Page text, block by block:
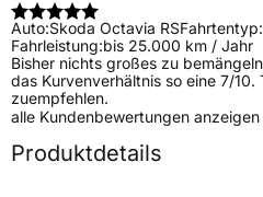
Auto:Skoda Octavia RSFahrtentyp:
Fahrleistung:bis 25.000 km / Jahr
Bisher nichts großes zu
das Kurvenverhältnis so eine 7/
zuempfehlen.
alle Kundenbewertungen anzeigen
Produktdetails